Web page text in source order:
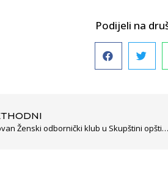
Podijeli na
Osnovan Ženski odbornički klub u Skupštini opštine Danilovgrad